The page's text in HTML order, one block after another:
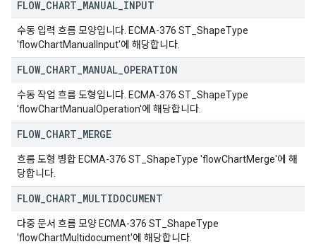
FLOW_ CHART MANUAL INPUT
수동 입력 흐름 모양입니다. ECMA-376 ST_ShapeType
'flowChartManualInput'에 해당합니다.
FLOW_ CHART MANUAL OPERATION
수동 작업 흐름 도형입니다. ECMA-376 ST_ShapeType
'flowChartManualOperation'에 해당합니다.
FLOW_ CHART MERGE
흐름 도형 병합 ECMA-376 ST_ShapeType 'flowChartMerge'에 해
당합니다.
FLOW_ CHART MULTIDOCUMENT
다중 문서 흐름 모양 ECMA-376 ST_ShapeType
'flowChartMultidocument'에 해당합니다.